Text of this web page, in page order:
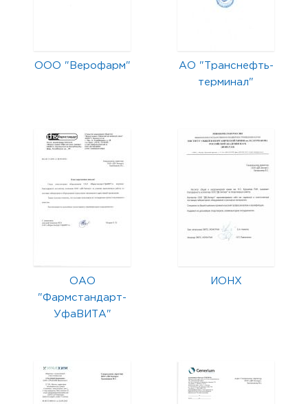
ООО "Верофарм"
АО "Транснефть-
терминал"
ОАО
"Фармстандарт-
УфаВИТА"
ИОНХ